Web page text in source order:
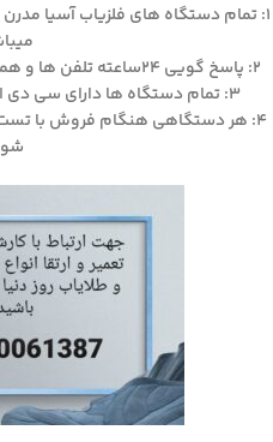
۱: تمام دستگاه های فلزیاب آسیا
۲: پاسخ گویی ۲۴ساعته تلفن ها و همکاری با مشتری ها در همه زمینه ها.
۳: تمام دستگاه ها دارای سی دی اموزشی و دفترچه فارسی میباشد.
۴: هر دستگاهی هنگام فروش با